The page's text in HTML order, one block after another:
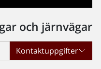
och järnvägar
Kontaktuppgifter